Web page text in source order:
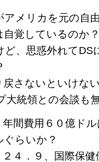
メリカを元の自
自覚しているのか
、思惑外れてDS
さないといけな
大統領との会談も
間費用６０億ド
ぐらいか？
４．９、国際保健